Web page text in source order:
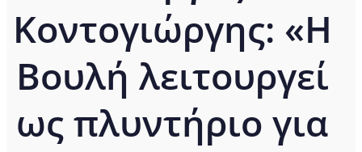
Κοντογιώργης: «Η
Βουλή λειτουργεί
ως πλυντήριο για